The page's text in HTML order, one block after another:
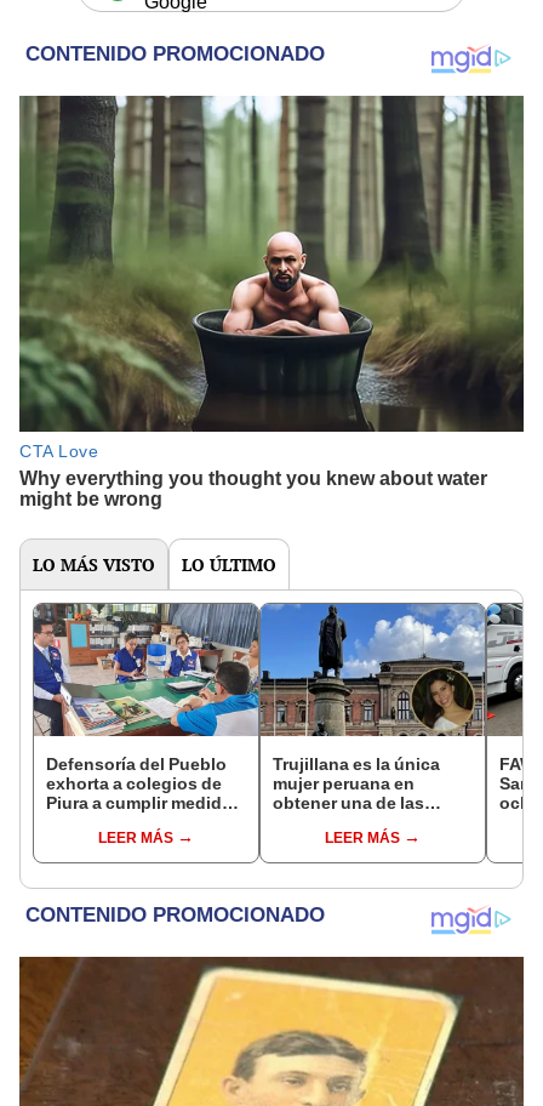
LO MÁS VISTO LO ÚLTIMO
Defensoría del Pueblo
exhorta a colegios de
Piura a cumplir medidas
estudiantes
LEER MÁS
Trujillana es la única
mujer peruana en
obtener una de las
del mundo en 2026
LEER MÁS
San
el